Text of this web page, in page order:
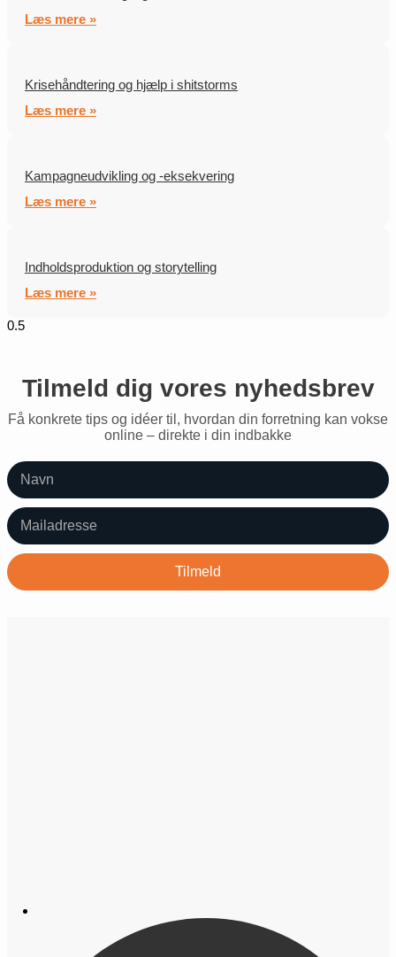
Læs mere »
Krisehåndtering og hjælp i shitstorms
Læs mere »
Kampagneudvikling og -eksekvering
Læs mere »
Indholdsproduktion og storytelling
Læs mere »
Tilmeld dig vores nyhedsbrev
Få konkrete tips og idéer til, hvordan din forretning kan vokse
online – direkte i din indbakke